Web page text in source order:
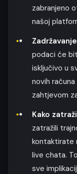
zabranjeno
našoj
podaci će
isključivo u
novih
zahtjevom
Kako
zatražili
kontaktirate
live chata.
sve